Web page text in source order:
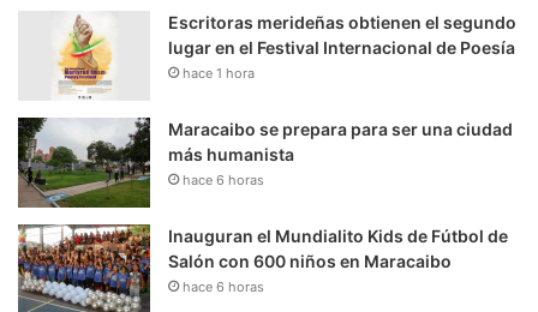
Escritoras merideñas obtienen el segundo
lugar en el Festival Internacional de Poesía
hace 1 hora
Maracaibo se prepara para ser una ciudad
más humanista
hace 6 horas
Inauguran el Mundialito Kids de Fútbol de
Salón con 600 niños en Maracaibo
hace 6 horas